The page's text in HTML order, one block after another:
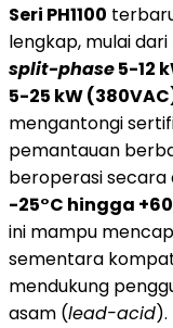
Seri PH1100
lengkap, mulai
split-phase5-12
5-25 kW
mengantongi
pemantauan
beroperasi secara
-25°C hingga
ini mampu
sementara
mendukung
asam (lead-acid).